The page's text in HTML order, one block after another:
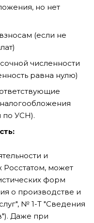
но нет
(если не
численности
равна нулю)
по УСН).
и
Росстатом, может
форм
о производстве и
№ 1-Т "Сведения
Даже при